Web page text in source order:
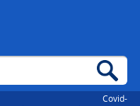
Covid-